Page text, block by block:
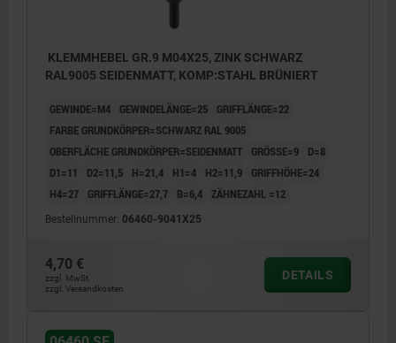
KLEMMHEBEL GR.9 M04X25, ZINK SCHWARZ
RAL9005 SEIDENMATT, KOMP:STAHL BRÜNIERT
GEWINDE=M4 GEWINDELÄNGE=25
GRIFFLÄNGE=22
FARBE GRUNDKÖRPER=SCHWARZ RAL 9005
OBERFLÄCHE GRUNDKÖRPER=SEIDENMATT
GRÖSSE=9
D=8
D1=11
D2=11,5 H=21,4 H1=4 H2=11,9
GRIFFHÖHE=24
H4=27
GRIFFLÄNGE=27,7 B=6,4 ZÄHNEZAHL =12
Bestellnummer: 06460-9041X25
4,70 €
zzgl. MwSt.
zzgl. Versandkosten
DETAILS